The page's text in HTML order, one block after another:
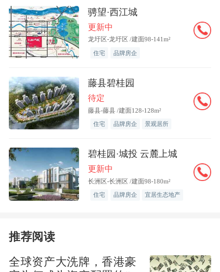
关键阶段。成交量能否显著回升、价格能
否企稳，都等待市场给出最直接的答案。
骋望·西江城
更新中
龙圩区-龙圩区 /建面98-141m²
住宅 品牌房企
藤县碧桂园
待定
藤县-藤县 /建面128-128m²
住宅 品牌房企 景观居所
碧桂园·城投 云麓上城
更新中
长洲区-长洲区 /建面98-180m²
住宅 品牌房企 宜居生态地产
推荐阅读
全球资产大洗牌，香港豪